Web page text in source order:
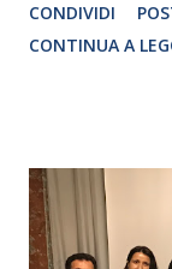
CRISTINA
CONDIVIDI
CONTINUA A